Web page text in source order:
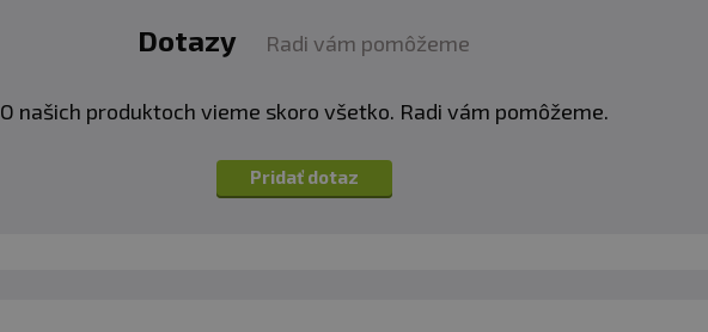
Dotazy Radi vám pomôžeme
O našich produktoch vieme skoro všetko. Radi vám pomôžeme.
Pridať dotaz